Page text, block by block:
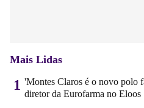
Mais Lidas
1 'Montes Claros é o novo polo
diretor da Eurofarma no Eloos